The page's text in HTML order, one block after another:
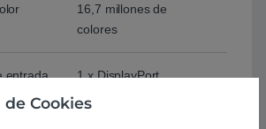
16,7 millones de
colores
entrada
1 x DisplayPort
Cookies